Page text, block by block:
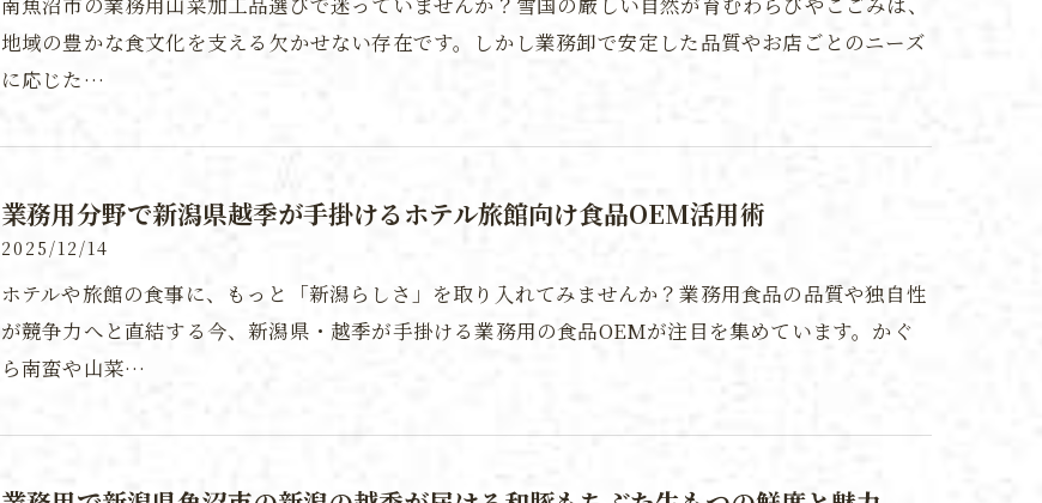
地域の豊かな食文化を支える欠かせない存在です。しかし業務卸で安定した品質やお店ごとのニーズ
に応じた…
業務用分野で新潟県越季が手掛けるホテル旅館向け食品OEM活用術
2025/12/14
ホテルや旅館の食事に、もっと「新潟らしさ」を取り入れてみませんか？業務用食品の品質や独自性
が競争力へと直結する今、新潟県・越季が手掛ける業務用の食品OEMが注目を集めています。かぐ
ら南蛮や山菜…